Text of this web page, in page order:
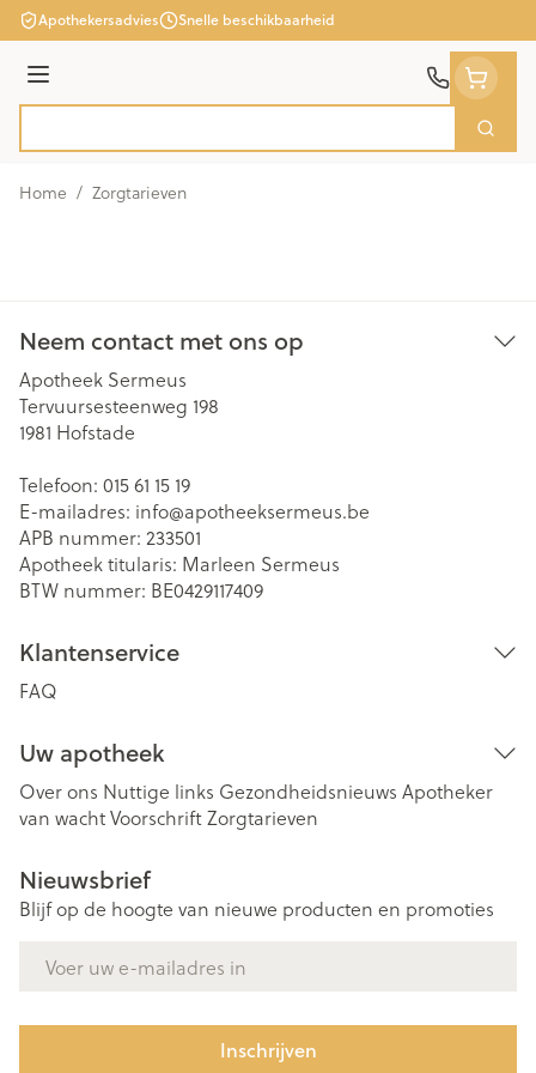
Ga naar de inhoud
Apothekersadvies Snelle beschikbaarheid
Menu
Zoek
Home / Zorgtarieven
Neem contact met ons op
Apotheek Sermeus
Tervuursesteenweg 198
1981 Hofstade
Telefoon: 015 61 15 19
E-mailadres: info@apotheeksermeus.be
APB nummer: 233501
Apotheek titularis: Marleen Sermeus
BTW nummer: BE0429117409
Klantenservice
FAQ
Uw apotheek
Over ons Nuttige links Gezondheidsnieuws Apotheker
van wachtVoorschriftZorgtarieven
Nieuwsbrief
Blijf op de hoogte van nieuwe producten en promoties
Inschrijven